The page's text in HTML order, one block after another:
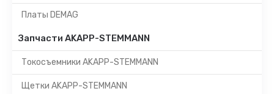
Платы DEMAG
Запчасти AKAPP-STEMMANN
Токосъемники AKAPP-STEMMANN
Щетки AKAPP-STEMMANN